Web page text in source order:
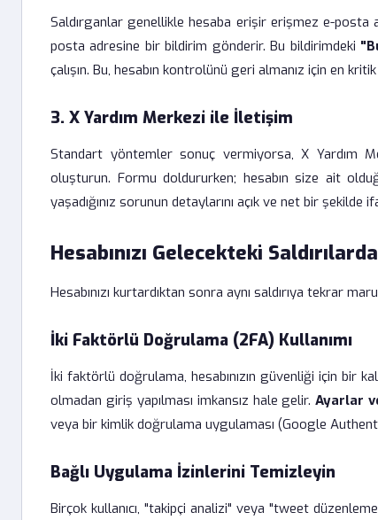
Saldırganlar genellikle hesaba erişir erişmez e-
posta adresine bir bildirim gönderir. Bu bildirimdeki
çalışın. Bu, hesabın kontrolünü geri almanız için en
3. X Yardım Merkezi ile İletişim
Standart yöntemler sonuç vermiyorsa, X Yardım
oluşturun. Formu doldururken; hesabın size ait
yaşadığınız sorunun detaylarını açık ve net bir şekilde
Hesabınızı Gelecekteki
Hesabınızı kurtardıktan sonra aynı saldırıya tekrar
İki Faktörlü Doğrulama (2FA) Kullanımı
İki faktörlü doğrulama, hesabınızın güvenliği için bir
olmadan giriş yapılması imkansız hale gelir.Ayarlar
veya bir kimlik doğrulama uygulaması (Google
Bağlı Uygulama İzinlerini Temizleyin
Birçok kullanıcı, "takipçi analizi" veya "tweet